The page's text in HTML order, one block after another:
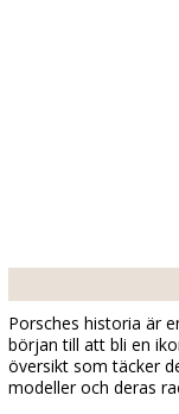
Porsches historia är
början till att bli en
översikt som täcker
modeller och deras